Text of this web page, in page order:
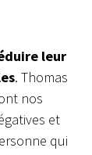
leur
. Thomas
nos
et
qui